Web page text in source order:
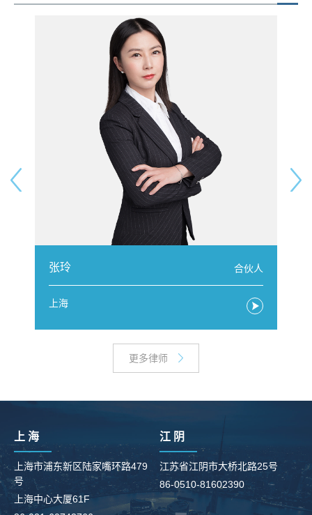
张玲 合伙人
上海
更多律师
上 海
上海市浦东新区陆家嘴环路479
号
上海中心大厦61F
江 阴
江苏省江阴市大桥北路25号
86-0510-81602390